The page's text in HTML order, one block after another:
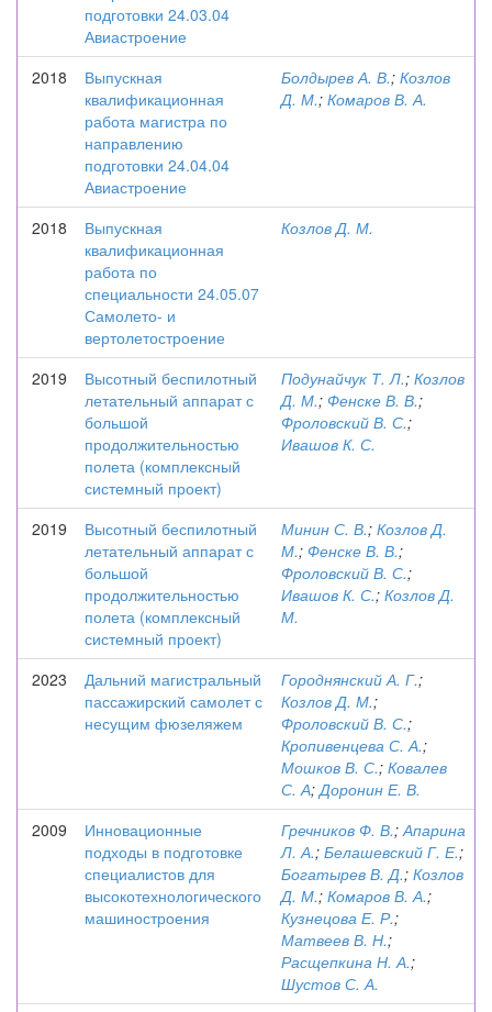
подготовки 24.03.04
Авиастроение
2018
Выпускная
квалификационная
работа магистра по
направлению
подготовки 24.04.04
Авиастроение
Болдырев А. В.; Козлов
Д. М.; Комаров В. А.
2018
Выпускная
квалификационная
работа по
специальности 24.05.07
Самолето- и
вертолетостроение
Козлов Д. М.
2019
Высотный беспилотный
летательный аппарат с
большой
продолжительностью
полета (комплексный
системный проект)
Подунайчук Т. Л.; Козлов
Д. М.; Фенске В. В.;
Фроловский В. С.;
Ивашов К. С.
2019
Высотный беспилотный
летательный аппарат с
большой
продолжительностью
полета (комплексный
системный проект)
Минин С. В.; Козлов Д.
М.; Фенске В. В.;
Фроловский В. С.;
Ивашов К. С.; Козлов Д.
М.
2023
Дальний магистральный
пассажирский самолет с
несущим фюзеляжем
Городнянский А. Г.;
Козлов Д. М.;
Фроловский В. С.;
Кропивенцева С. А.;
Мошков В. С.; Ковалев
С. А;Доронин Е. В.
2009
Инновационные
подходы в подготовке
специалистов для
высокотехнологического
машиностроения
Гречников Ф. В.;Апарина
Л. А.; Белашевский Г. Е.;
Богатырев В. Д.; Козлов
Д. М.; Комаров В. А.;
Кузнецова Е. Р.;
Матвеев В. Н.;
Расщепкина Н. А.;
Шустов С. А.